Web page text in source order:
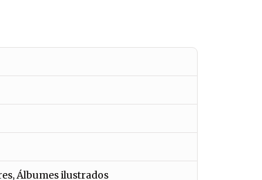
Álbumes ilustrados